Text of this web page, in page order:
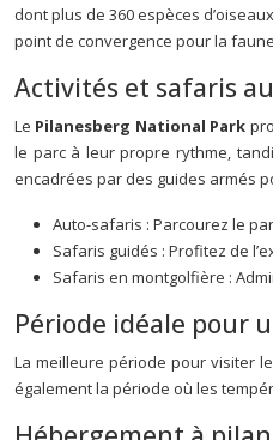
dont plus de 360 espèces
point de convergence pour la
Activités et safaris
Le Pilanesberg National Park
le parc à leur propre rythme,
encadrées par des guides armés
Auto-safaris : Parcourez le
Safaris guidés : Profitez de
Safaris en montgolfière :
Période idéale pour
La meilleure période pour visiter le
également la période où les